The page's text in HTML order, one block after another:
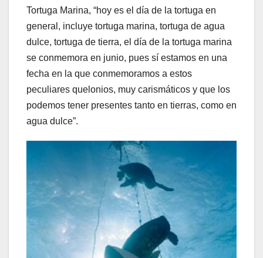
Tortuga Marina, “hoy es el día de la tortuga en
general, incluye tortuga marina, tortuga de agua
dulce, tortuga de tierra, el día de la tortuga marina
se conmemora en junio, pues sí estamos en una
fecha en la que conmemoramos a estos
peculiares quelonios, muy carismáticos y que los
podemos tener presentes tanto en tierras, como en
agua dulce”.